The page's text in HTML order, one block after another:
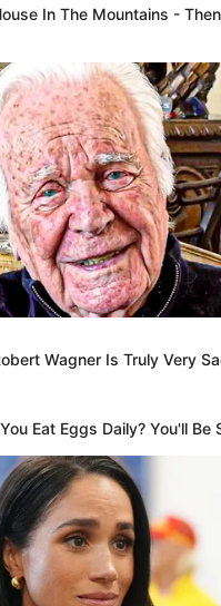
In The Mountains -
Wagner Is Truly Very
Eat Eggs Daily? You'll Be